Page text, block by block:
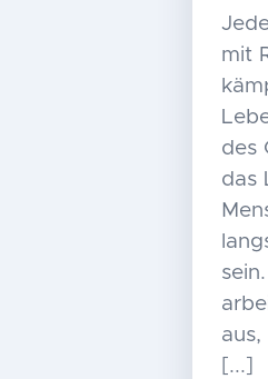
mit
des
das
aus,
[...]